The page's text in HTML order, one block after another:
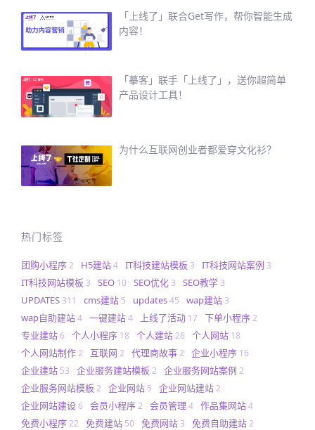
「上线了」联合Get写作，帮你智能生成
内容！
「摹客」联手「上线了」，送你超简单
产品设计工具！
为什么互联网创业者都爱穿文化衫？
热门标签
团购小程序2 H5建站4 IT科技建站模板 3 IT科技网站案例 3
IT科技网站模板 3 SEO 10 SEO优化 3 SEO教学 3
UPDATES 311 cms建站 5 updates45 wap建站 3
wap自助建站4 一键建站4 上线了活动 17 下单小程序2
专业建站6 个人小程序 18 个人建站26 个人网站 18
个人网站制作2 互联网 2 代理商故事2 企业小程序 16
企业建站 53 企业服务建站模板 2 企业服务网站案例 2
企业服务网站模板 2 企业网站 5 企业网站建站2
企业网站建设6 会员小程序2 会员管理 4 作品集网站4
免费小程序22 免费建站 50 免费网站 3 免费自助建站2